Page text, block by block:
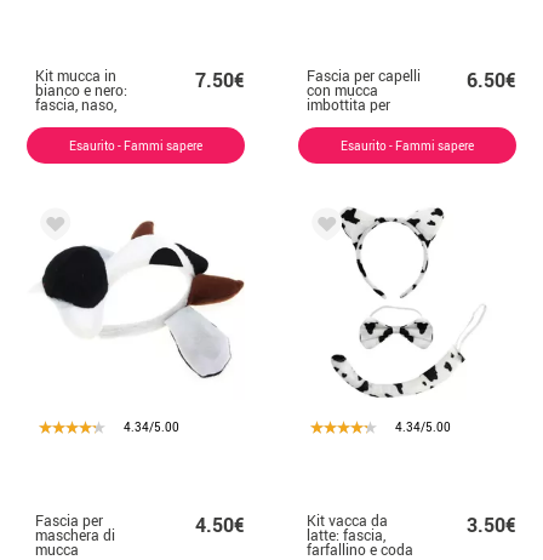
Kit mucca in
bianco e nero:
fascia, naso,
papillon e coda
7.50€
Esaurito - Fammi sapere
Fascia per capelli
con mucca
imbottita per
6.50€
Esaurito - Fammi sapere
4.34/5.00
Fascia per
maschera di
mucca
4.50€
4.34/5.00
Kit vacca da
latte: fascia,
farfallino e coda
3.50€